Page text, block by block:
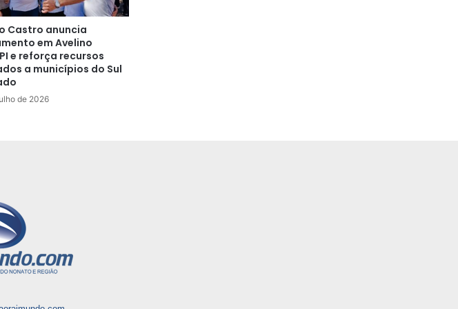
Castro anuncia
em Avelino
e reforça recursos
a municípios do Sul
de 2026